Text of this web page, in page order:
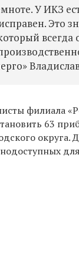
У ИКЗ
Это
всегда
филиала
63